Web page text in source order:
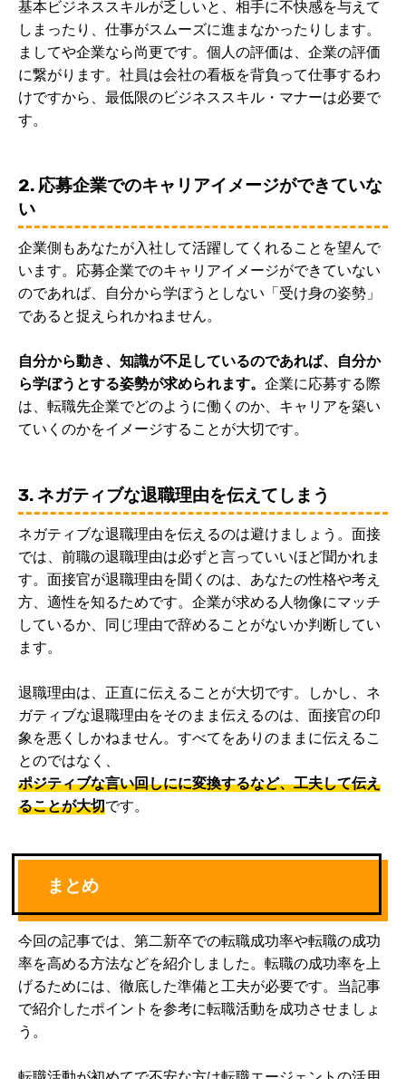
基本ビジネススキルが乏しいと、相手に不快感を与えて
しまったり、仕事がスムーズに進まなかったりします。
ましてや企業なら尚更です。個人の評価は、企業の評価
に繋がります。社員は会社の看板を背負って仕事するわ
けですから、最低限のビジネススキル・マナーは必要で
す。
2. 応募企業でのキャリアイメージができていな
い
企業側もあなたが入社して活躍してくれることを望んで
います。応募企業でのキャリアイメージができていない
のであれば、自分から学ぼうとしない「受け身の姿勢」
であると捉えられかねません。
自分から動き、知識が不足しているのであれば、自分か
ら学ぼうとする姿勢が求められます。 企業に応募する際
は、転職先企業でどのように働くのか、キャリアを築い
ていくのかをイメージすることが大切です。
3. ネガティブな退職理由を伝えてしまう
ネガティブな退職理由を伝えるのは避けましょう。面接
では、前職の退職理由は必ずと言っていいほど聞かれま
す。面接官が退職理由を聞くのは、あなたの性格や考え
方、適性を知るためです。企業が求める人物像にマッチ
しているか、同じ理由で辞めることがないか判断してい
ます。
退職理由は、正直に伝えることが大切です。しかし、ネ
ガティブな退職理由をそのまま伝えるのは、面接官の印
象を悪くしかねません。すべてをありのままに伝えるこ
とのではなく、
ポジティブな言い回しにに変換するなど、工夫して伝え
ることが大切です。
まとめ
今回の記事では、第二新卒での転職成功率や転職の成功
率を高める方法などを紹介しました。転職の成功率を上
げるためには、徹底した準備と工夫が必要です。当記事
で紹介したポイントを参考に転職活動を成功させましょ
う。